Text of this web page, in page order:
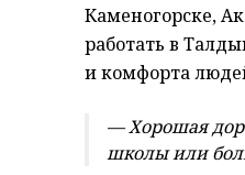
Каменогорске,
работать в
и комфорта
— Хорошая
школы или